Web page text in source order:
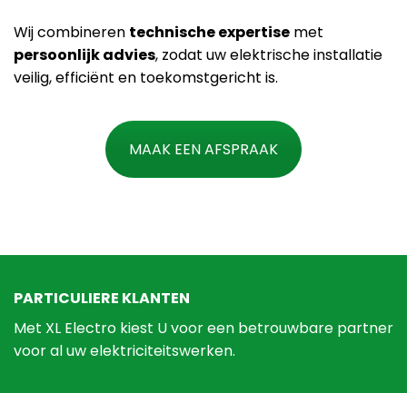
Wij combineren technische expertise met
persoonlijk advies, zodat uw elektrische installatie
veilig, efficiënt en toekomstgericht is.
MAAK EEN AFSPRAAK
PARTICULIERE KLANTEN
Met XL Electro kiest U voor een betrouwbare partner
voor al uw elektriciteitswerken.